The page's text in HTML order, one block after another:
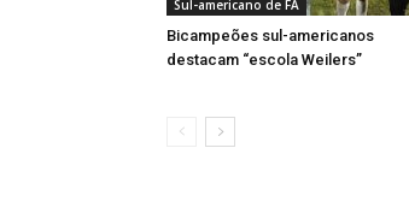
Sul-americano de FA
Bicampeões sul-americanos
destacam “escola Weilers”